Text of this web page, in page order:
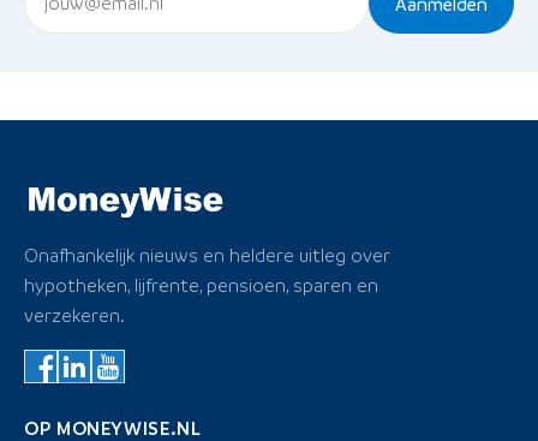
Onafhankelijk nieuws en heldere uitleg over
hypotheken, lijfrente, pensioen, sparen en
verzekeren.
OP MONEYWISE.NL